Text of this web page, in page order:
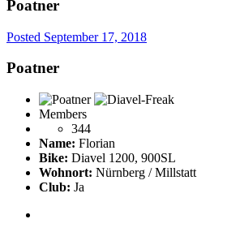
Poatner
Posted September 17, 2018
Poatner
Members
344
Name: Florian
Bike: Diavel 1200, 900SL
Wohnort: Nürnberg / Millstatt
Club: Ja